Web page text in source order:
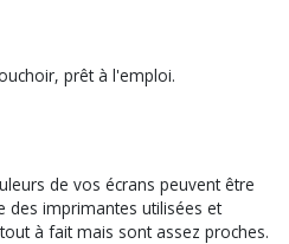
prêt à l'emploi.
de vos écrans peuvent être
des imprimantes utilisées et
à fait mais sont assez proches.